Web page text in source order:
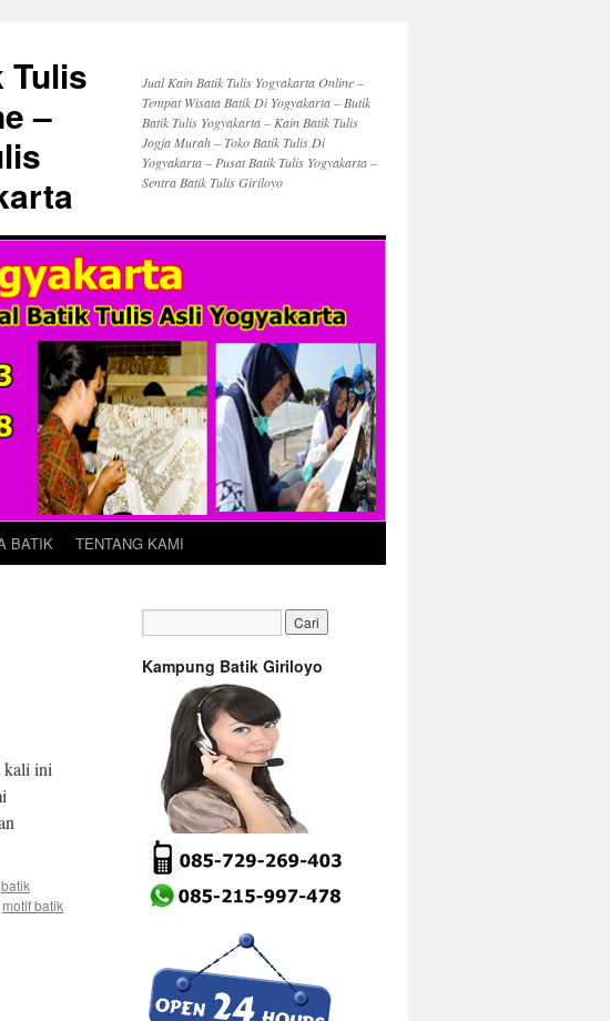
Tulis
–
Jual Kain Batik Tulis Yogyakarta Online –
Tempat Wisata Batik Di Yogyakarta – Butik
Batik Tulis Yogyakarta – Kain Batik Tulis
Jogja Murah – Toko Batik Tulis Di
Yogyakarta – Pusat Batik Tulis Yogyakarta –
Sentra Batik Tulis Giriloyo
BATIK TENTANG KAMI
kali ini
batik
motif batik
Kampung Batik Giriloyo